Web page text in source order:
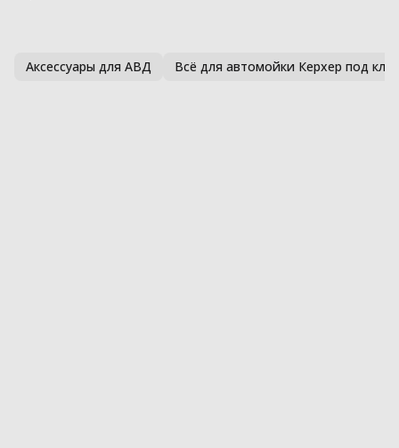
Аксессуары для АВД Всё для автомойки Керхер под